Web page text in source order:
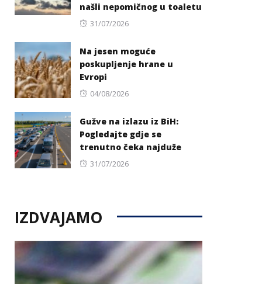
našli nepomičnog u toaletu
Posted
31/07/2026
Na jesen moguće
poskupljenje hrane u
Evropi
Posted
04/08/2026
Gužve na izlazu iz BiH:
Pogledajte gdje se
trenutno čeka najduže
Posted
31/07/2026
IZDVAJAMO